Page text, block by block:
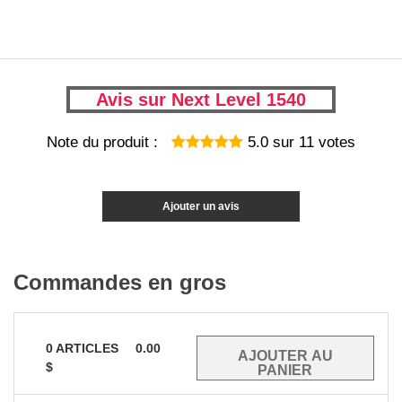
Avis sur Next Level 1540
Note du produit : 5.0 sur 11 votes
Ajouter un avis
Commandes en gros
0ARTICLES
0.00
$